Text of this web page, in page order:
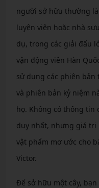
người sở hữu thường
luyện viên hoặc nhà
dụ, trong các giải đấu
vận động viên Hàn
sử dụng các phiên bản
và phiên bản kỷ niệm
họ. Không có thông tin
duy nhất, nhưng giá
vật phẩm mơ ước cho
Victor.
Để sở hữu một cây,